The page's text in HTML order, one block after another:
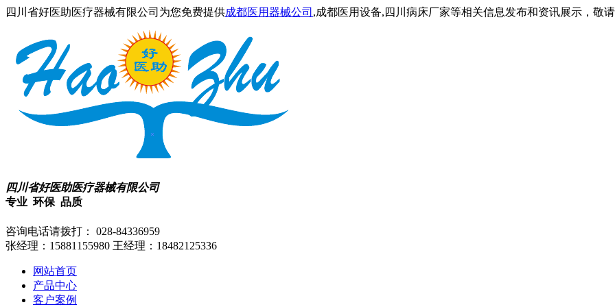
四川省好医助医疗器械有限公司为您免费提供成都医用器械公司 ,成都医用设备,四川病床厂家等相关信息发布和资讯展示，敬
四川省好医助医疗器械有限公司
专业 环保 品质
咨询电话请拨打： 028-84336959
张经理：15881155980 王经理：18482125336
网站首页
产品中心
客户案例